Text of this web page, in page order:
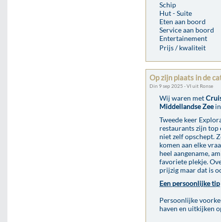
Schip
Hut - Suite
Eten aan boord
Service aan boord
Entertainement
Prijs / kwaliteit
Op zijn plaats in de
Din 9 sep 2025 - VI uit Ronse
Wij waren met
Middellandse Zeein
Tweede keer
restaurants zijn top
niet zelf opschept.
komen aan elke
heel aangename,
favoriete plekje.
prijzig maar dat is
Een persoonlijke tip
Persoonlijke
haven en uitkijken